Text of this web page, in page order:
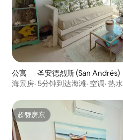
公寓 ｜ 圣安德烈斯 (San Andrés)
海景房· 5分钟到达海滩· 空调· 热水
超赞房东
超赞房东